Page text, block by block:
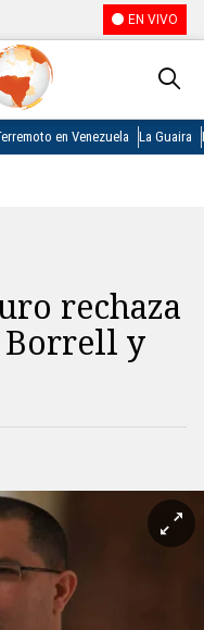
EN VIVO
en Venezuela La Guaira
rechaza
Borrell y